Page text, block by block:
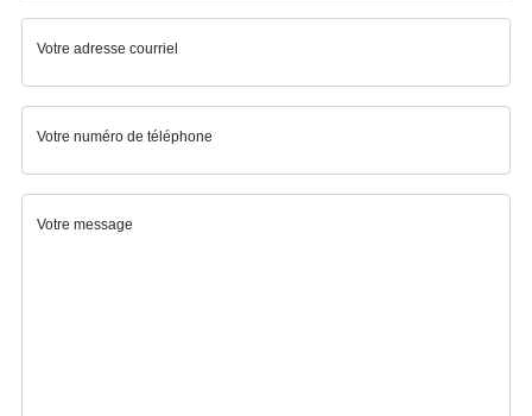
Votre adresse courriel
Votre numéro de téléphone
Votre message